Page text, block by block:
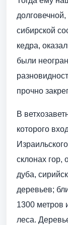
сибирской
кедра,
были
прочно
В
которого
склонах
дуба,
деревьев;
1300
леса.